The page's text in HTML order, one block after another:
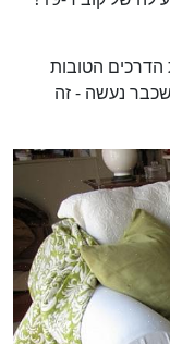
הדרכים הטובות
נעשה - זה